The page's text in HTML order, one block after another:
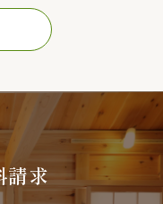
請求